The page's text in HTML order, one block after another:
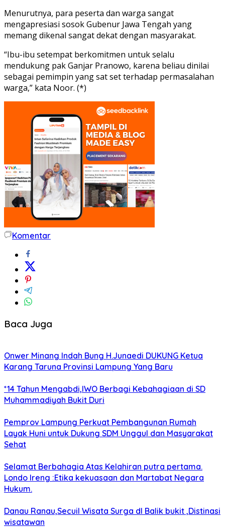
Menurutnya, para peserta dan warga sangat
mengapresiasi sosok Gubenur Jawa Tengah yang
memang dikenal sangat dekat dengan masyarakat.
“Ibu-ibu setempat berkomitmen untuk selalu
mendukung pak Ganjar Pranowo, karena beliau dinilai
sebagai pemimpin yang sat set terhadap permasalahan
warga,” kata Noor. (*)
Komentar
Baca Juga
Onwer Minang Indah Bung H.Junaedi DUKUNG Ketua
Karang Taruna Provinsi Lampung Yang Baru
*14 Tahun Mengabdi,IWO Berbagi Kebahagiaan di SD
Muhammadiyah Bukit Duri
Pemprov Lampung Perkuat Pembangunan Rumah
Layak Huni untuk Dukung SDM Unggul dan Masyarakat
Sehat
Selamat Berbahagia Atas Kelahiran putra pertama.
Londo Ireng :Etika kekuasaan dan Martabat Negara
Hukum.
Danau Ranau,Secuil Wisata Surga dI Balik bukit ,Distinasi
wisatawan